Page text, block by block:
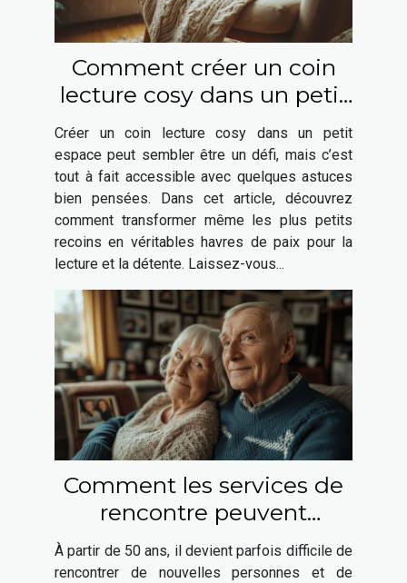
Comment créer un coin
lecture cosy dans un petit
espace
Créer un coin lecture cosy dans un petit
espace peut sembler être un défi, mais c’est
tout à fait accessible avec quelques astuces
bien pensées. Dans cet article, découvrez
comment transformer même les plus petits
recoins en véritables havres de paix pour la
lecture et la détente. Laissez-vous...
Comment les services de
rencontre peuvent
favoriser les relations
sérieuses après 50 ans
À partir de 50 ans, il devient parfois difficile de
rencontrer de nouvelles personnes et de